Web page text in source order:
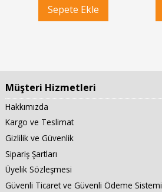
Sepete Ekle
Müşteri Hizmetleri
Hakkımızda
Kargo ve Teslimat
Gizlilik ve Güvenlik
Sipariş Şartları
Üyelik Sözleşmesi
Güvenli Ticaret ve Güvenli Ödeme Sistemi